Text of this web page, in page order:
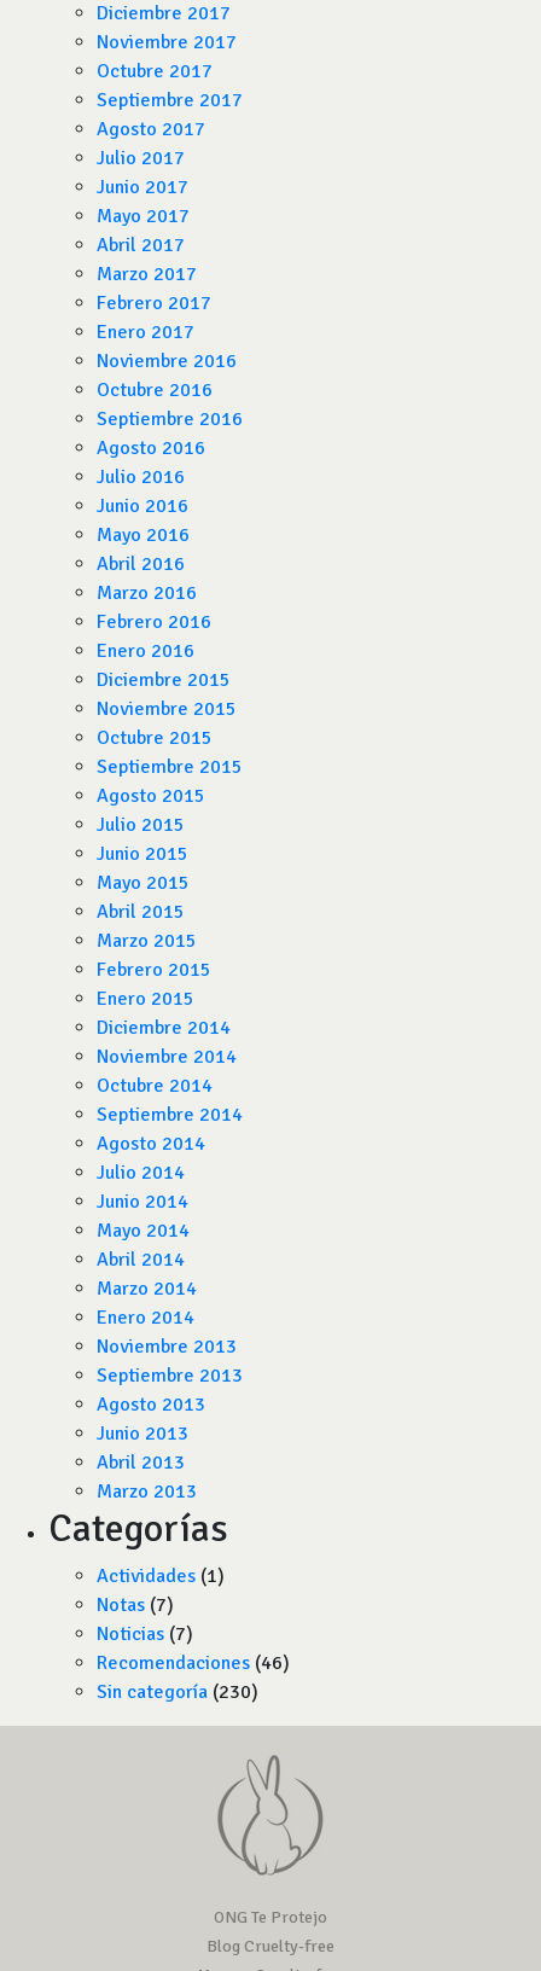
Diciembre 2017
Noviembre 2017
Octubre 2017
Septiembre 2017
Agosto 2017
Julio 2017
Junio 2017
Mayo 2017
Abril 2017
Marzo 2017
Febrero 2017
Enero 2017
Noviembre 2016
Octubre 2016
Septiembre 2016
Agosto 2016
Julio 2016
Junio 2016
Mayo 2016
Abril 2016
Marzo 2016
Febrero 2016
Enero 2016
Diciembre 2015
Noviembre 2015
Octubre 2015
Septiembre 2015
Agosto 2015
Julio 2015
Junio 2015
Mayo 2015
Abril 2015
Marzo 2015
Febrero 2015
Enero 2015
Diciembre 2014
Noviembre 2014
Octubre 2014
Septiembre 2014
Agosto 2014
Julio 2014
Junio 2014
Mayo 2014
Abril 2014
Marzo 2014
Enero 2014
Noviembre 2013
Septiembre 2013
Agosto 2013
Junio 2013
Abril 2013
Marzo 2013
Categorías
Actividades (1)
Notas (7)
Noticias (7)
Recomendaciones (46)
Sin categoría (230)
ONG Te Protejo
Blog Cruelty-free